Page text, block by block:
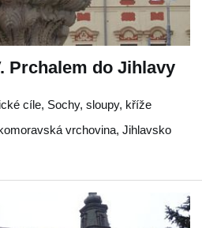
Prchalem do Jihlavy
cíle, Sochy, sloupy, kříže
vrchovina, Jihlavsko